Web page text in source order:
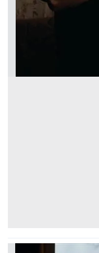
ilgili mevzuata uygun
almak için lütfen